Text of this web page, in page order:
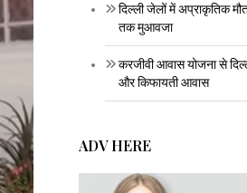
दिल्ली जेलों में अप्राकृतिक
तक मुआवजा
करजीवी आवास योजना से
और किफायती आवास
ADV HERE